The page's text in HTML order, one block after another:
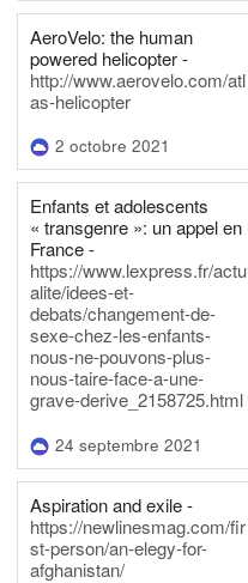
AeroVelo: the human
powered helicopter -
http://www.aerovelo.com/atl
as-helicopter
2 octobre 2021
Enfants et adolescents
« transgenre »: un appel en
France -
https://www.lexpress.fr/actu
alite/idees-et-
debats/changement-de-
sexe-chez-les-enfants-
nous-ne-pouvons-plus-
nous-taire-face-a-une-
grave-derive_2158725.html
24 septembre 2021
Aspiration and exile -
https://newlinesmag.com/fir
st-person/an-elegy-for-
afghanistan/